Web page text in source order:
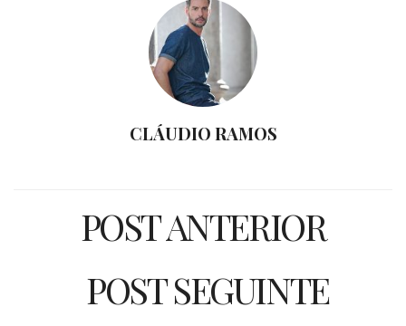
CLÁUDIO RAMOS
POST ANTERIOR
POST SEGUINTE